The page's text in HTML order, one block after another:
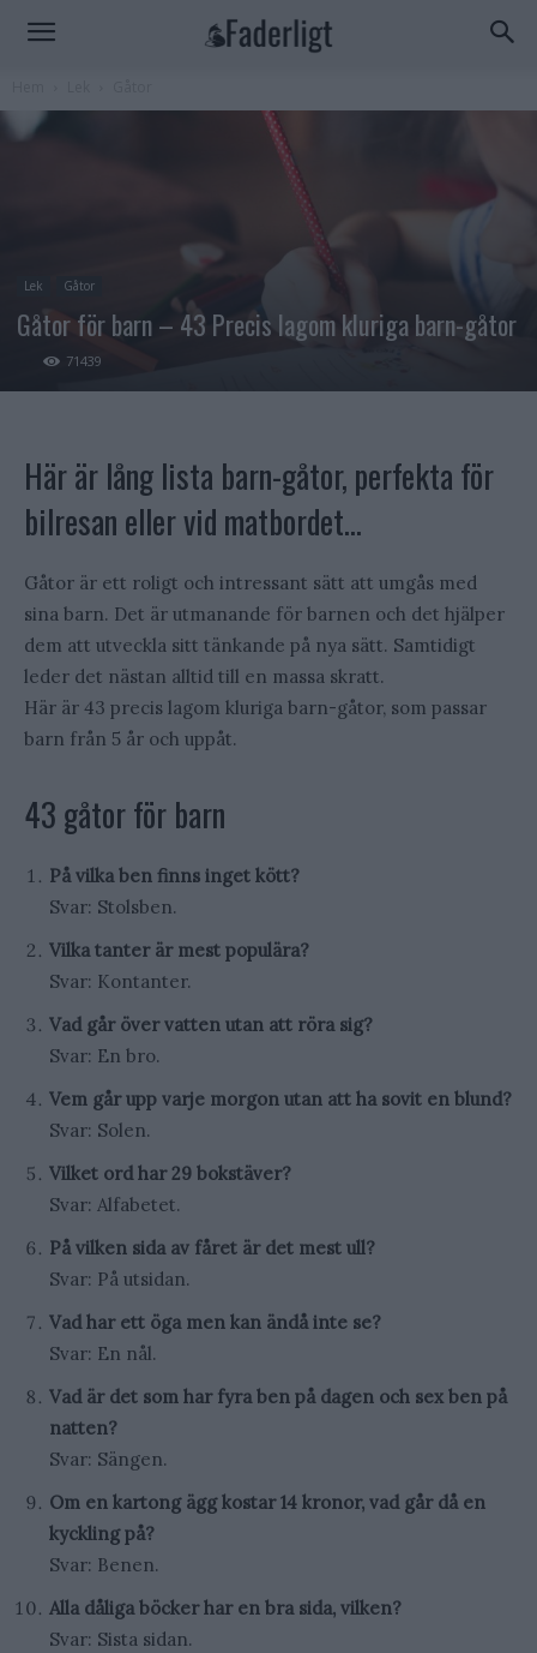
Lek Gåtor
Gåtor för barn – 43 Precis lagom kluriga barn-gåtor
71439
Här är lång lista barn-gåtor, perfekta för
bilresan eller vid matbordet…
Gåtor är ett roligt och intressant sätt att umgås med
sina barn. Det är utmanande för barnen och det hjälper
dem att utveckla sitt tänkande på nya sätt. Samtidigt
leder det nästan alltid till en massa skratt.
Här är 43 precis lagom kluriga barn-gåtor, som passar
barn från 5 år och uppåt.
43 gåtor för barn
På vilka ben finns inget kött?
Svar: Stolsben.
Vilka tanter är mest populära?
Svar: Kontanter.
Vad går över vatten utan att röra sig?
Svar: En bro.
Vem går upp varje morgon utan att ha sovit en blund?
Svar: Solen.
Vilket ord har 29 bokstäver?
Svar: Alfabetet.
På vilken sida av fåret är det mest ull?
Svar: På utsidan.
Vad har ett öga men kan ändå inte se?
Svar: En nål.
Vad är det som har fyra ben på dagen och sex ben på
natten?
Svar: Sängen.
Om en kartong ägg kostar 14 kronor, vad går då en
kyckling på?
Svar: Benen.
Alla dåliga böcker har en bra sida, vilken?
Svar: Sista sidan.